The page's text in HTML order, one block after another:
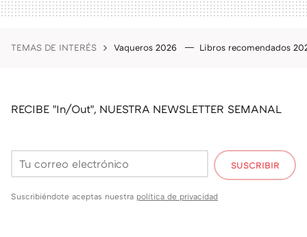
TEMAS DE INTERÉS Vaqueros 2026 Libros recomendados
RECIBE "In/Out", NUESTRA NEWSLETTER SEMANAL
SUSCRIBIR
Suscribiéndote aceptas nuestra política de privacidad